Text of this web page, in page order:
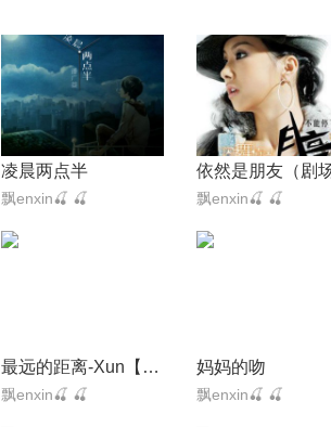
凌晨两点半
飘enxin🍒 🍒 飘enxin🍒 🍒
最远的距离-Xun【Zeno】
飘enxin🍒 🍒
妈妈的吻
飘enxin🍒 🍒